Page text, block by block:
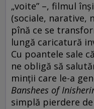
„voite” –, filmul
(sociale, narative,
pînă ce se
lungă caricatură
Cu poantele sale
ne obligă să
minții care le-a
Banshees of
simplă pierdere